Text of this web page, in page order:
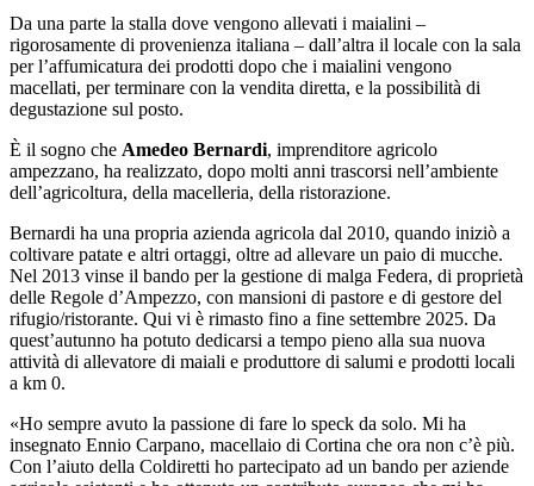
Da una parte la stalla dove vengono allevati i maialini –
rigorosamente di provenienza italiana – dall’altra il locale con la sala
per l’affumicatura dei prodotti dopo che i maialini vengono
macellati, per terminare con la vendita diretta, e la possibilità di
degustazione sul posto.
È il sogno che Amedeo Bernardi, imprenditore agricolo
ampezzano, ha realizzato, dopo molti anni trascorsi nell’ambiente
dell’agricoltura, della macelleria, della ristorazione.
Bernardi ha una propria azienda agricola dal 2010, quando iniziò a
coltivare patate e altri ortaggi, oltre ad allevare un paio di mucche.
Nel 2013 vinse il bando per la gestione di malga Federa, di proprietà
delle Regole d’Ampezzo, con mansioni di pastore e di gestore del
rifugio/ristorante. Qui vi è rimasto fino a fine settembre 2025. Da
quest’autunno ha potuto dedicarsi a tempo pieno alla sua nuova
attività di allevatore di maiali e produttore di salumi e prodotti locali
a km 0.
«Ho sempre avuto la passione di fare lo speck da solo. Mi ha
insegnato Ennio Carpano, macellaio di Cortina che ora non c’è più.
Con l’aiuto della Coldiretti ho partecipato ad un bando per aziende